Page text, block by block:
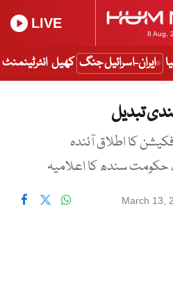
8 Aug,
LIVE
ایران-اسرائیل جنگ کھیل انٹرٹینمنٹ
تبدیل
کا اطلاق آئندہ
حکومت سندھ کا اعلامیہ
March 13,